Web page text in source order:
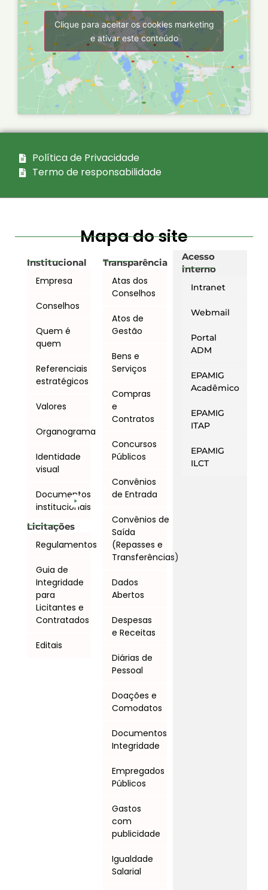
Clique para aceitar os cookies marketing
e ativar este conteúdo
Política de Privacidade
Termo de responsabilidade
Mapa do site
Institucional
Empresa
Conselhos
Quem é
quem
Referenciais
estratégicos
Valores
Organograma
Identidade
visual
Documentos
institucionais
Licitações
Regulamentos
Guia de
Integridade
para
Licitantes e
Contratados
Editais
Transparência
Atas dos
Conselhos
Atos de
Gestão
Bens e
Serviços
Compras
e
Contratos
Concursos
Públicos
Convênios
de Entrada
Convênios de
Saída
(Repasses e
Transferências)
Dados
Abertos
Despesas
e Receitas
Diárias de
Pessoal
Doações e
Comodatos
Documentos
Integridade
Empregados
Públicos
Gastos
com
publicidade
Igualdade
Salarial
Acesso
interno
Intranet
Webmail
Portal
ADM
EPAMIG
Acadêmico
EPAMIG
ITAP
EPAMIG
ILCT